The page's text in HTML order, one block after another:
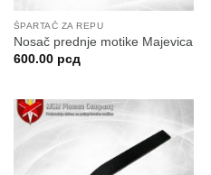
ŠPARTAČ ZA REPU
Nosač prednje motike Majevica
600.00 рсд